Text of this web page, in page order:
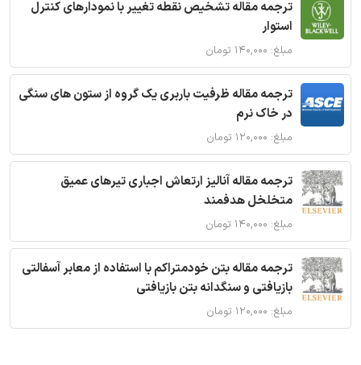
ترجمه مقاله تشخیص نقطه تغییر با نمودارهای کنترل
استوار
مبلغ: ۱۴۰,۰۰۰ تومان
ترجمه مقاله ظرفیت باربری یک گروه از ستون های سنگی
در خاک نرم
مبلغ: ۱۲۰,۰۰۰ تومان
ترجمه مقاله آنالیز ارتعاش اجباری تیرهای عمیق
متخلخل هدفمند
مبلغ: ۱۴۰,۰۰۰ تومان
ترجمه مقاله بتن خودمتراکم با استفاده از معابر آسفالتی
بازیافتی و سنگدانه بتن بازیافتی
مبلغ: ۱۲۰,۰۰۰ تومان